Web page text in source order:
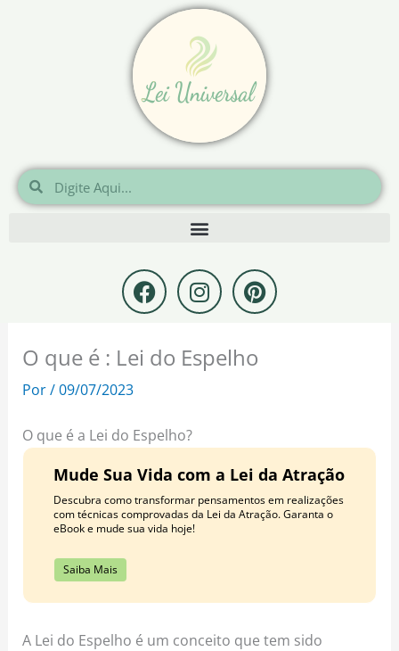
Pesquisar
Pesquisar
F
a
c
e
b
k
I
n
s
t
a
m
P
i
n
t
e
t
O que é : Lei do Espelho
Por/09/07/2023
O que é a Lei do Espelho?
Mude Sua Vida com a Lei da Atração
Descubra como transformar pensamentos em realizações
com técnicas comprovadas da Lei da Atração. Garanta o
eBook e mude sua vida hoje!
Saiba Mais
A Lei do Espelho é um conceito que tem sido